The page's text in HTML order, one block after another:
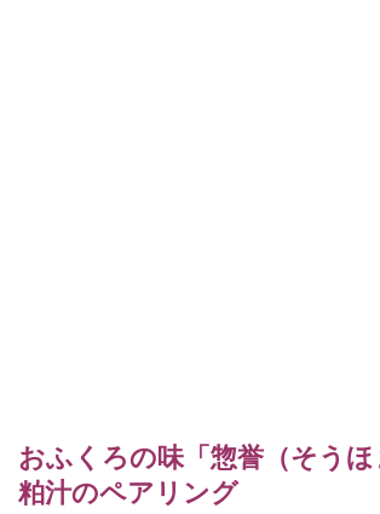
おふくろの味「惣誉（そうほ
粕汁のペアリング